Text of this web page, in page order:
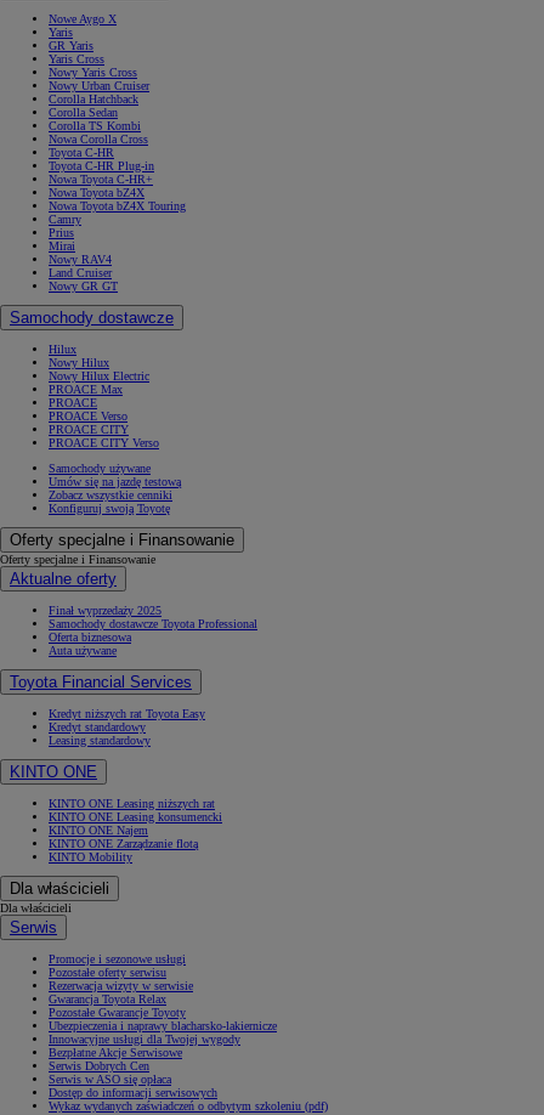
Nowe Aygo X
Yaris
GR Yaris
Yaris Cross
Nowy Yaris Cross
Nowy Urban Cruiser
Corolla Hatchback
Corolla Sedan
Corolla TS Kombi
Nowa Corolla Cross
Toyota C-HR
Toyota C-HR Plug-in
Nowa Toyota C-HR+
Nowa Toyota bZ4X
Nowa Toyota bZ4X Touring
Camry
Prius
Mirai
Nowy RAV4
Land Cruiser
Nowy GR GT
Samochody dostawcze
Hilux
Nowy Hilux
Nowy Hilux Electric
PROACE Max
PROACE
PROACE Verso
PROACE CITY
PROACE CITY Verso
Samochody używane
Umów się na jazdę testową
Zobacz wszystkie cenniki
Konfiguruj swoją Toyotę
Oferty specjalne i Finansowanie
Oferty specjalne i Finansowanie
Aktualne oferty
Finał wyprzedaży 2025
Samochody dostawcze Toyota Professional
Oferta biznesowa
Auta używane
Toyota Financial Services
Kredyt niższych rat Toyota Easy
Kredyt standardowy
Leasing standardowy
KINTO ONE
KINTO ONE Leasing niższych rat
KINTO ONE Leasing konsumencki
KINTO ONE Najem
KINTO ONE Zarządzanie flotą
KINTO Mobility
Dla właścicieli
Dla właścicieli
Serwis
Promocje i sezonowe usługi
Pozostałe oferty serwisu
Rezerwacja wizyty w serwisie
Gwarancja Toyota Relax
Pozostałe Gwarancje Toyoty
Ubezpieczenia i naprawy blacharsko-lakiernicze
Innowacyjne usługi dla Twojej wygody
Bezpłatne Akcje Serwisowe
Serwis Dobrych Cen
Serwis w ASO się opłaca
Dostęp do informacji serwisowych
Wykaz wydanych zaświadczeń o odbytym szkoleniu (pdf)